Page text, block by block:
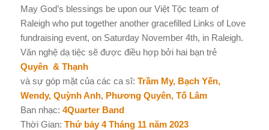
May God’s blessings be upon our Việt Tộc team of
Raleigh who put together another gracefilled Links of Love
fundraising event, on Saturday November 4th, in Raleigh.
Văn nghệ dạ tiệc sẽ được điều hợp bởi hai bạn trẻ
Quyên & Thạnh
và sự góp mặt của các ca sĩ: Trầm My, Bạch Yến,
Wendy, Quỳnh Anh, Phương Quyên, Tố Lâm
Ban nhạc: 4Quarter Band
Thời Gian: Thứ bảy 4 Tháng 11 năm 2023